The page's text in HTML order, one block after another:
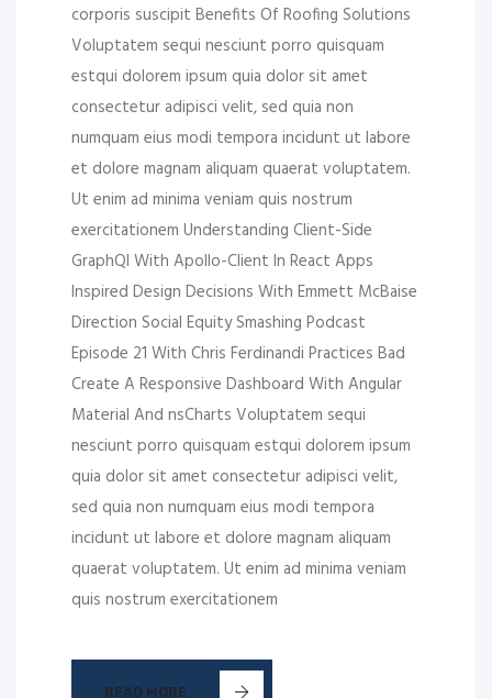
corporis suscipit Benefits Of Roofing Solutions
Voluptatem sequi nesciunt porro quisquam
estqui dolorem ipsum quia dolor sit amet
consectetur adipisci velit, sed quia non
numquam eius modi tempora incidunt ut labore
et dolore magnam aliquam quaerat voluptatem.
Ut enim ad minima veniam quis nostrum
exercitationem Understanding Client-Side
GraphQl With Apollo-Client In React Apps
Inspired Design Decisions With Emmett McBaise
Direction Social Equity Smashing Podcast
Episode 21 With Chris Ferdinandi Practices Bad
Create A Responsive Dashboard With Angular
Material And nsCharts Voluptatem sequi
nesciunt porro quisquam estqui dolorem ipsum
quia dolor sit amet consectetur adipisci velit,
sed quia non numquam eius modi tempora
incidunt ut labore et dolore magnam aliquam
quaerat voluptatem. Ut enim ad minima veniam
quis nostrum exercitationem
READ MORE